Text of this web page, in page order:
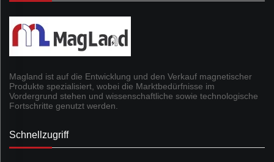
Magland ist auf die Entwicklung und den Verkauf magnetischer
Produkte spezialisiert, wobei die Marktbedürfnisse im
Vordergrund stehen und wissenschaftliche sowie technologische
Fortschritte genutzt werden.
Schnellzugriff